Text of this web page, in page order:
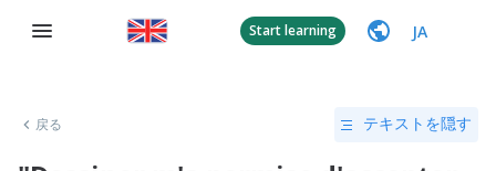
Start learning JA
戻る テキストを隠す